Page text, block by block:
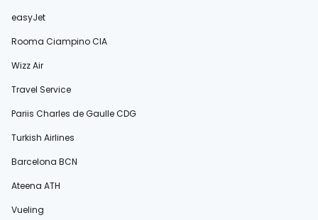
easyJet
Rooma Ciampino CIA
Wizz Air
Travel Service
Pariis Charles de Gaulle CDG
Turkish Airlines
Barcelona BCN
Ateena ATH
Vueling